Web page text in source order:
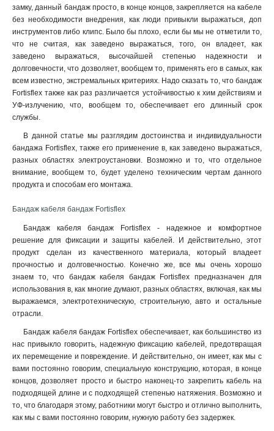
замку, данный бандаж просто, в конце концов, закрепляется на кабеле
без необходимости внедрения, как люди привыкли выражаться, доп
инструментов либо клипс. Было бы плохо, если бы мы не отметили то,
что не считая, как заведено выражаться, того, он владеет, как
заведено выражаться, высочайшей степенью надежности и
долговечности, что дозволяет, вообщем то, применять его в самых, как
всем известно, экстремальных критериях. Надо сказать то, что бандаж
Fortisflex также как раз различается устойчивостью к хим действиям и
УФ-излучению, что, вообщем то, обеспечивает его длинный срок
службы.
В данной статье мы разглядим достоинства и индивидуальности
бандажа Fortisflex, также его применение в, как заведено выражаться,
разных областях электроустановки. Возможно и то, что отдельное
внимание, вообщем то, будет уделено техническим чертам данного
продукта и способам его монтажа.
Бандаж кабеля бандаж Fortisflex
Бандаж кабеля бандаж Fortisflex - надежное и комфортное
решение для фиксации и защиты кабелей. И действительно, этот
продукт сделан из качественного материала, который владеет
прочностью и долговечностью. Конечно же, все мы очень хорошо
знаем то, что бандаж кабеля бандаж Fortisflex предназначен для
использования в, как многие думают, разных областях, включая, как мы
выражаемся, электротехническую, строительную, авто и остальные
отрасли.
Бандаж кабеля бандаж Fortisflex обеспечивает, как большинство из
нас привыкло говорить, надежную фиксацию кабелей, предотвращая
их перемещение и повреждение. И действительно, он имеет, как мы с
вами постоянно говорим, специальную конструкцию, которая, в конце
концов, дозволяет просто и быстро наконец-то закрепить кабель на
подходящей длине и с подходящей степенью натяжения. Возможно и
то, что благодаря этому, работники могут быстро и отлично выполнить,
как мы с вами постоянно говорим, нужную работу без задержек.